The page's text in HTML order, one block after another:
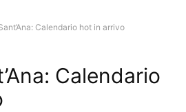
Calendario hot in arrivo
Calendario